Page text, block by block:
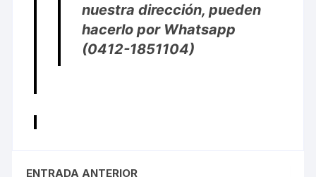
nuestra dirección, pueden
hacerlo por Whatsapp
(0412-1851104)
ENTRADA ANTERIOR